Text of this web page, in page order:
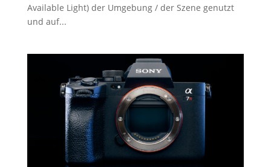
Available Light) der Umgebung / der Szene genutzt
und auf...